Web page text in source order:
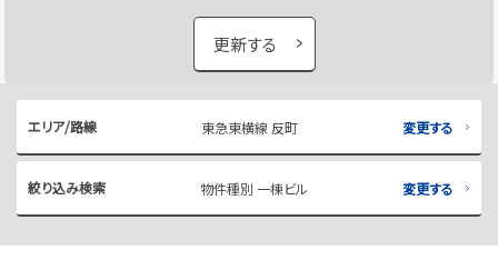
更新する
エリア/路線 東急東横線 反町 変更する
絞り込み検索 物件種別 一棟ビル 変更する